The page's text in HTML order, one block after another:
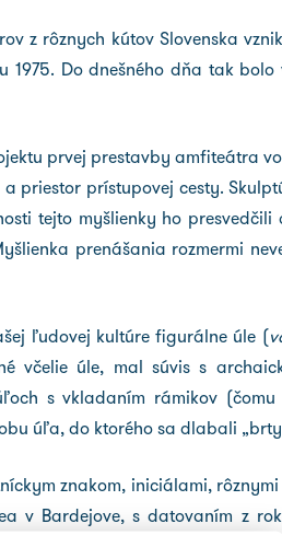
z rôznych kútov Slovenska
Do dnešného dňa tak
prvej prestavby amfiteátra
priestor prístupovej cesty.
tejto myšlienky ho presvedčili
prenášania rozmermi
ľudovej kultúre figurálne úle (
včelie úle, mal súvis s
s vkladaním rámikov
úľa, do ktorého sa dlabali
znakom, iniciálami,
v Bardejove, s datovaním z